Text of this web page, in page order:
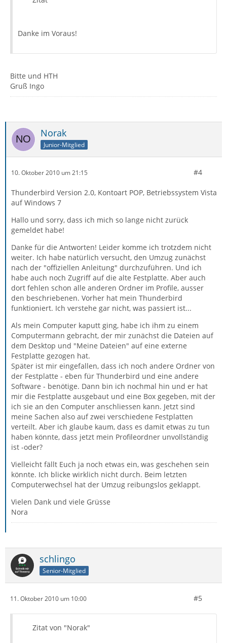
Danke im Voraus!
Bitte und HTH
Gruß Ingo
Norak
Junior-Mitglied
10. Oktober 2010 um 21:15 #4
Thunderbird Version 2.0, Kontoart POP, Betriebssystem Vista
auf Windows 7
Hallo und sorry, dass ich mich so lange nicht zurück
gemeldet habe!
Danke für die Antworten! Leider komme ich trotzdem nicht
weiter. Ich habe natürlich versucht, den Umzug zunächst
nach der "offiziellen Anleitung" durchzuführen. Und ich
habe auch noch Zugriff auf die alte Festplatte. Aber auch
dort fehlen schon alle anderen Ordner im Profile, ausser
den beschriebenen. Vorher hat mein Thunderbird
funktioniert. Ich verstehe gar nicht, was passiert ist...
Als mein Computer kaputt ging, habe ich ihm zu einem
Computermann gebracht, der mir zunächst die Dateien auf
dem Desktop und "Meine Dateien" auf eine externe
Festplatte gezogen hat.
Später ist mir eingefallen, dass ich noch andere Ordner von
der Festplatte - eben für Thunderbird und eine andere
Software - benötige. Dann bin ich nochmal hin und er hat
mir die Festplatte ausgebaut und eine Box gegeben, mit der
ich sie an den Computer anschliessen kann. Jetzt sind
meine Sachen also auf zwei verschiedene Festplatten
verteilt. Aber ich glaube kaum, dass es damit etwas zu tun
haben könnte, dass jetzt mein Profileordner unvollständig
ist -oder?
Vielleicht fällt Euch ja noch etwas ein, was geschehen sein
könnte. Ich blicke wirklich nicht durch. Beim letzten
Computerwechsel hat der Umzug reibungslos geklappt.
Vielen Dank und viele Grüsse
Nora
schlingo
Senior-Mitglied
11. Oktober 2010 um 10:00 #5
Zitat von "Norak"